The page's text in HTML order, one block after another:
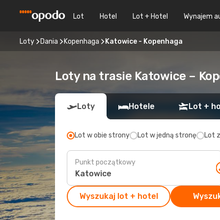
Lot Hotel Lot + Hotel Wynajem
Loty Dania Kopenhaga Katowice - Kopenhaga
Loty na trasie Katowice –
Loty Hotele Lot +
Lot w obie strony Lot w jedną stronę Lot
Punkt początkowy
Wyszukaj lot + hotel